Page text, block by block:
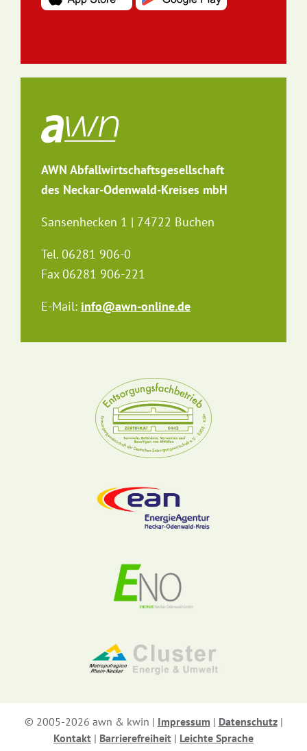
AWN Abfallwirtschaftsgesellschaft
des Neckar-Odenwald-Kreises mbH
Sansenhecken 1 | 74722 Buchen
Tel. 06281 906-0
Fax 06281 906-221
E-Mail: info@awn-online.de
© 2005-2026 awn & kwin | Impressum | Datenschutz|
Kontakt | Barrierefreiheit | Leichte Sprache